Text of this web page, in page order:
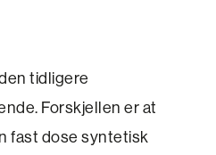
tidligere
Forskjellen er at
fast dose syntetisk